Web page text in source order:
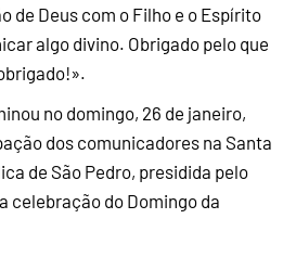
de Deus com o Filho e o Espírito
algo divino. Obrigado pelo que
no domingo, 26 de janeiro,
dos comunicadores na Santa
de São Pedro, presidida pelo
celebração do Domingo da